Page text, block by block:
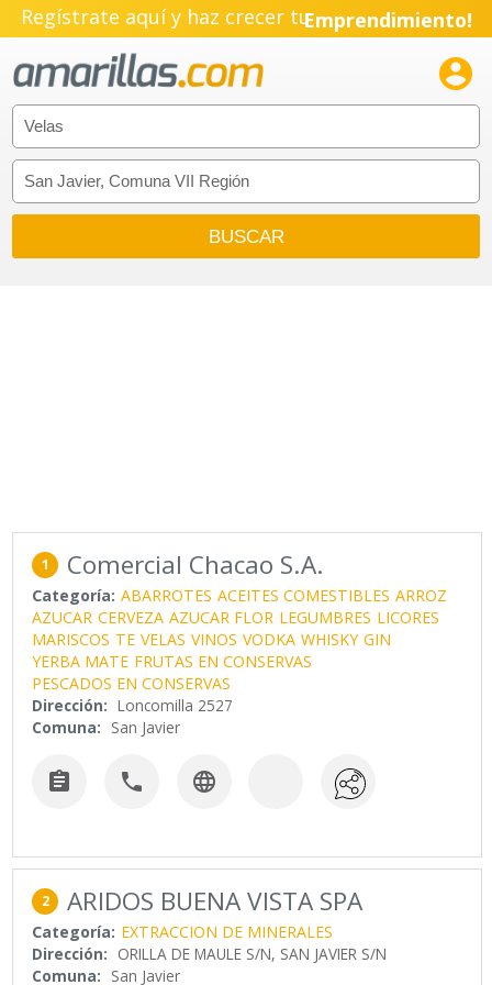
Regístrate aquí y haz crecer tuEmprendimiento!

1 Comercial Chacao S.A.
Categoría: ABARROTES ACEITES COMESTIBLES ARROZ
AZUCAR CERVEZA AZUCAR FLOR LEGUMBRES LICORES
MARISCOS TE VELAS VINOS VODKA WHISKY GIN
YERBA MATE FRUTAS EN CONSERVAS
PESCADOS EN CONSERVAS
Dirección: Loncomilla 2527
Comuna: San Javier
  
2 ARIDOS BUENA VISTA SPA
Categoría: EXTRACCION DE MINERALES
Dirección: ORILLA DE MAULE S/N, SAN JAVIER S/N
Comuna: San Javier